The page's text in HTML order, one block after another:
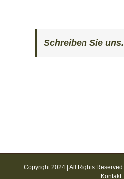
Schreiben Sie uns.
Copyright 2024 | All Rights Reserved |
Kontakt